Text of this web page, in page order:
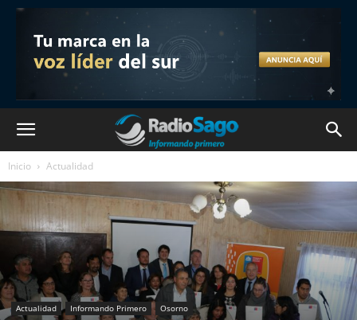
Inicio Actualidad
Actualidad Informando Primero Osorno